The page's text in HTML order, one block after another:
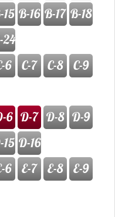
15 B-16 B-17 B-18
24
6 C-7 C-8
C-9
6 D-7 D-8 D-9
15 D-16
6 E-7 E-8
E-9